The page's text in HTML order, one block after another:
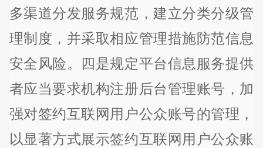
多渠道分发服务规范，建立分类分级管
理制度，并采取相应管理措施防范信息
安全风险。四是规定平台信息服务提供
者应当要求机构注册后台管理账号，加
强对签约互联网用户公众账号的管理，
以显著方式展示签约互联网用户公众账